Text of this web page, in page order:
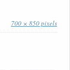
700 × 850 pixels